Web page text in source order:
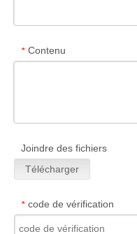
* Contenu
Joindre des fichiers
Télécharger
* code de vérification